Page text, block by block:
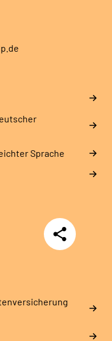
Sprache
Teilen